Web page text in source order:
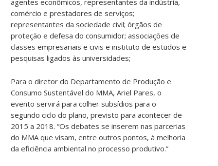
comércio e prestadores de serviços;
representantes da sociedade civil; órgãos de
proteção e defesa do consumidor; associações de
classes empresariais e civis e instituto de estudos e
pesquisas ligados às universidades;
Para o diretor do Departamento de Produção e
Consumo Sustentável do MMA, Ariel Pares, o
evento servirá para colher subsídios para o
segundo ciclo do plano, previsto para acontecer de
2015 a 2018. “Os debates se inserem nas parcerias
do MMA que visam, entre outros pontos, à melhoria
da eficiência ambiental no processo produtivo.”